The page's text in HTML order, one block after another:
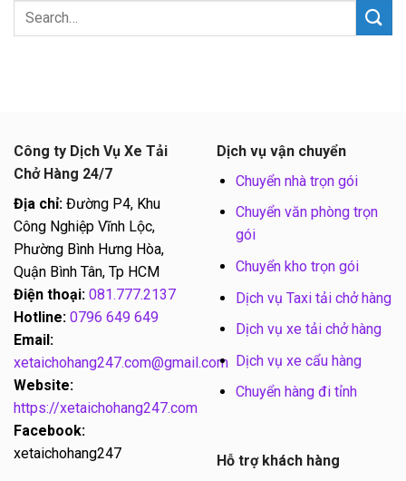
Công ty Dịch Vụ Xe Tải
Chở Hàng 24/7
Địa chỉ: Đường P4, Khu
Công Nghiệp Vĩnh Lộc,
Phường Bình Hưng Hòa,
Quận Bình Tân, Tp HCM
Điện thoại: 081.777.2137
Hotline: 0796 649 649
Email:
xetaichohang247.com@gmail.com
Website:
https://xetaichohang247.com
Facebook:
xetaichohang247
Dịch vụ vận chuyển
Chuyển nhà trọn gói
Chuyển văn phòng trọn
gói
Chuyển kho trọn gói
Dịch vụ Taxi tải chở hàng
Dịch vụ xe tải chở hàng
Dịch vụ xe cẩu hàng
Chuyển hàng đi tỉnh
Hỗ trợ khách hàng